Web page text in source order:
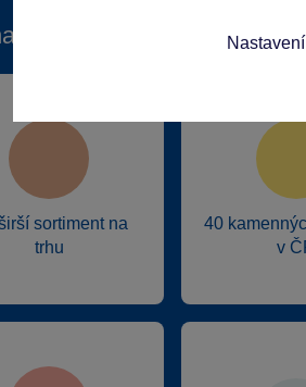
ve Sparkys?
sortiment na
trhu
40
v